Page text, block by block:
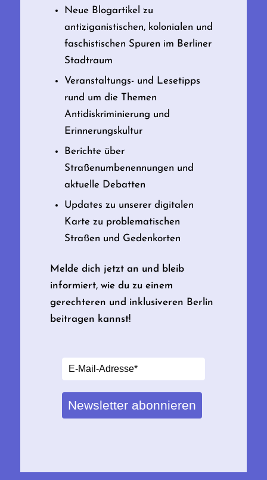
Neue Blogartikel zu
antiziganistischen, kolonialen und
faschistischen Spuren im Berliner
Stadtraum
Veranstaltungs- und Lesetipps
rund um die Themen
Antidiskriminierung und
Erinnerungskultur
Berichte über
Straßenumbenennungen und
aktuelle Debatten
Updates zu unserer digitalen
Karte zu problematischen
Straßen und Gedenkorten
Melde dich jetzt an und bleib
informiert, wie du zu einem
gerechteren und inklusiveren Berlin
beitragen kannst!
Newsletter abonnieren